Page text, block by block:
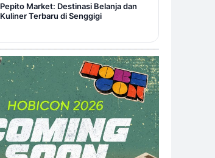
Pepito Market: Destinasi Belanja dan
Kuliner Terbaru di Senggigi